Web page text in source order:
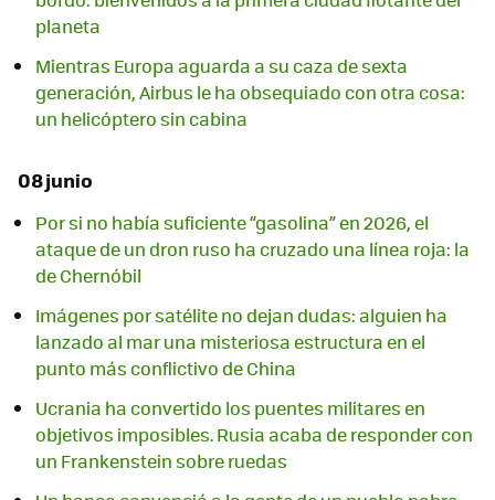
planeta
Mientras Europa aguarda a su caza de sexta
generación, Airbus le ha obsequiado con otra cosa:
un helicóptero sin cabina
08 junio
Por si no había suficiente “gasolina” en 2026, el
ataque de un dron ruso ha cruzado una línea roja: la
de Chernóbil
Imágenes por satélite no dejan dudas: alguien ha
lanzado al mar una misteriosa estructura en el
punto más conflictivo de China
Ucrania ha convertido los puentes militares en
objetivos imposibles. Rusia acaba de responder con
un Frankenstein sobre ruedas